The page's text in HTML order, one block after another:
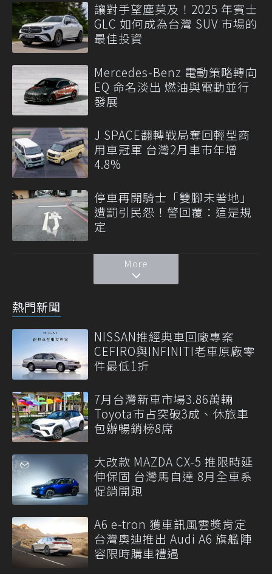
讓對手望塵莫及！2025 年賓士
GLC 如何成為台灣 SUV 市場的
最佳投資
Mercedes-Benz 電動策略轉向
EQ 命名淡出 燃油與電動並行
發展
J SPACE翻轉戰局奪回輕型商
用車冠軍 台灣2月車市年增
4.8%
停車再開騎士「雙腳未著地」
遭罰引民怨！警回覆：這是規
定
More
熱門新聞
NISSAN推經典車回廠專案
CEFIRO與INFINITI老車原廠零
件最低1折
7月台灣新車市場3.86萬輛
Toyota市占突破3成、休旅車
包辦暢銷榜8席
大改款 MAZDA CX-5 推限時延
伸保固 台灣馬自達 8月全車系
促銷開跑
A6 e-tron 獲車訊風雲獎肯定
台灣奧迪推出 Audi A6 旗艦陣
容限時購車禮遇